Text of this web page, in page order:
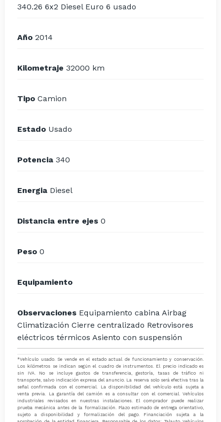
340.26 6x2 Diesel Euro 6 usado
Año 2014
Kilometraje 32000 km
Tipo Camion
Estado Usado
Potencia 340
Energia Diesel
Distancia entre ejes 0
Peso 0
Equipamiento
Observaciones Equipamiento cabina Airbag
Climatización Cierre centralizado Retrovisores
eléctricos térmicos Asiento con suspensión
*Vehículo usado. Se vende en el estado actual de funcionamiento y conservación.
Los kilómetros se indican según el cuadro de instrumentos. El precio indicado es
sin IVA. No se incluye gastos de transferencia, gestoría, tasas de tráfico ni
transporte, salvo indicación expresa del anuncio. La reserva solo será efectiva tras la
señal confirmada con el comercial. La disponibilidad del vehículo está sujeta a
venta previa. La garantía del camión es a consultar con el comercial. Vehículos
industriales revisados en nuestras instalaciones. El comprador puede realizar
prueba mecánica antes de la formalización. Plazo estimado de entrega orientativo,
sujeto a disponibilidad y formalización del pago. Financiación sujeta a la